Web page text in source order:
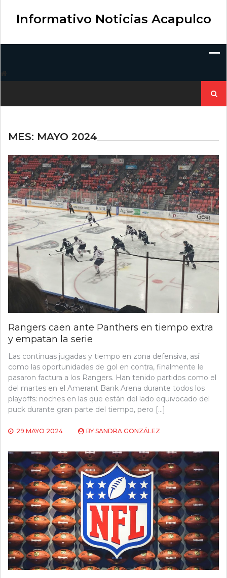
contentInformativo Noticias Acapulco
MES: MAYO 2024
Rangers caen ante Panthers en tiempo extra
y empatan la serie
Las continuas jugadas y tiempo en zona defensiva, así
como las oportunidades de gol en contra, finalmente le
pasaron factura a los Rangers. Han tenido partidos como el
del martes en el Amerant Bank Arena durante todos los
playoffs: noches en las que están del lado equivocado del
puck durante gran parte del tiempo, pero […]
29 MAYO 2024 BY SANDRA GONZÁLEZ